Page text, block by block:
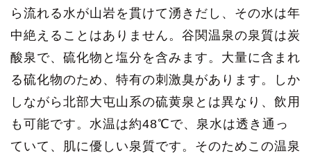
ら流れる水が山岩を貫けて湧きだし、その水は年
中絶えることはありません。谷関温泉の泉質は炭
酸泉で、硫化物と塩分を含みます。大量に含まれ
る硫化物のため、特有の刺激臭があります。しか
しながら北部大屯山系の硫黄泉とは異なり、飲用
も可能です。水温は約48℃で、泉水は透き通っ
ていて、肌に優しい泉質です。そのためこの温泉